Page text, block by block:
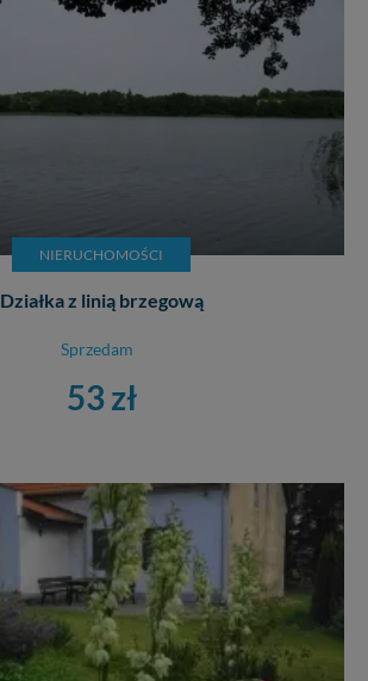
NIERUCHOMOŚCI
Działka z linią brzegową
Sprzedam
53 zł